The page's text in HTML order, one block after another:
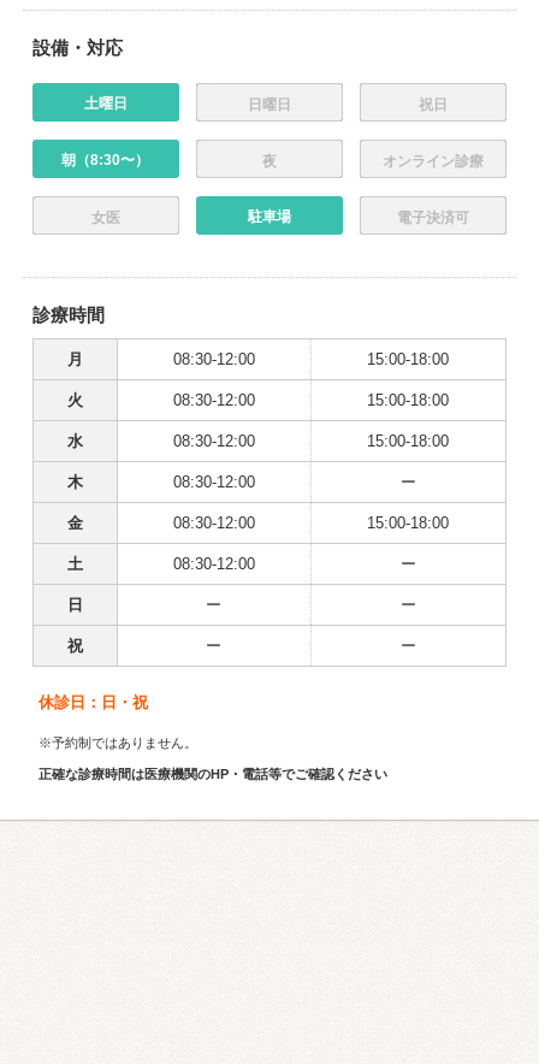
設備・対応
土曜日 日曜日 祝日
朝（8:30〜） 夜 オンライン診療
女医 駐車場 電子決済可
診療時間
月 08:30-12:00 15:00-18:00
火 08:30-12:00 15:00-18:00
水 08:30-12:00 15:00-18:00
木 08:30-12:00 ー
金 08:30-12:00 15:00-18:00
土 08:30-12:00 ー
日 ー ー
祝 ー ー
休診日：日・祝
※予約制ではありません。
正確な診療時間は医療機関のHP・電話等でご確認ください